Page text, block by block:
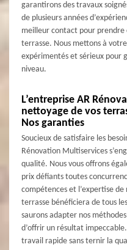
garantirons des travaux
de plusieurs années
meilleur contact pour
terrasse. Nous mettons à
expérimentés et sérieux pour
niveau.
L’entreprise AR
nettoyage de vos
Nos garanties
Soucieux de satisfaire les
Rénovation Multiservices
qualité. Nous vous offrons
prix défiants toutes
compétences et l’expertise
terrasse bénéficiera de tous
saurons adapter nos
d’offrir un résultat
travail rapide sans ternir la